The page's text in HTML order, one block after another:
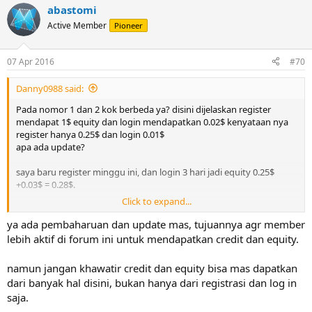
kami sebagai penengah sehingga dana Anda bisa
dikembalikan.
Beli/Depost Equity
Jika Anda memerlukan Equity dengan cara instant maka
Anda dapat membeli Equity melalui akun paypal. Jika
transaksi paypal sudah selesai maka Equity Anda akan
Atau Anda melakukan deposit dengan menghubungi kami
melalui Support Ticket yang tersedia. Pilih department Billing
User akan mendapatkan $0.05 Equity setiap kali
membuat Thread baru jika jumlah kata dalam thread
tersebut minimal 60 kata atau sekitar 4 baris. Jika lebih
dari 60 suku kata maka user akan tetap mendapatkan
sejumlah tambahan kecil equity.
Sebaliknya akan terjadi jika Thread di hapus. Equity
berkurang sejumlah ketentuan di atas.
abastomi
Active Member Pioneer
07 Apr 2016 #70
Danny0988 said:
Pada nomor 1 dan 2 kok berbeda ya? disini dijelaskan register
mendapat 1$ equity dan login mendapatkan 0.02$ kenyataan nya
register hanya 0.25$ dan login 0.01$
apa ada update?
saya baru register minggu ini, dan login 3 hari jadi equity 0.25$
+0.03$ = 0.28$.
kalau bener ada update gpp sih, cm klo pas error kan sayang.
hehehe
Click to expand...
ya ada pembaharuan dan update mas, tujuannya agr member
lebih aktif di forum ini untuk mendapatkan credit dan equity.
namun jangan khawatir credit dan equity bisa mas dapatkan
dari banyak hal disini, bukan hanya dari registrasi dan log in
saja.